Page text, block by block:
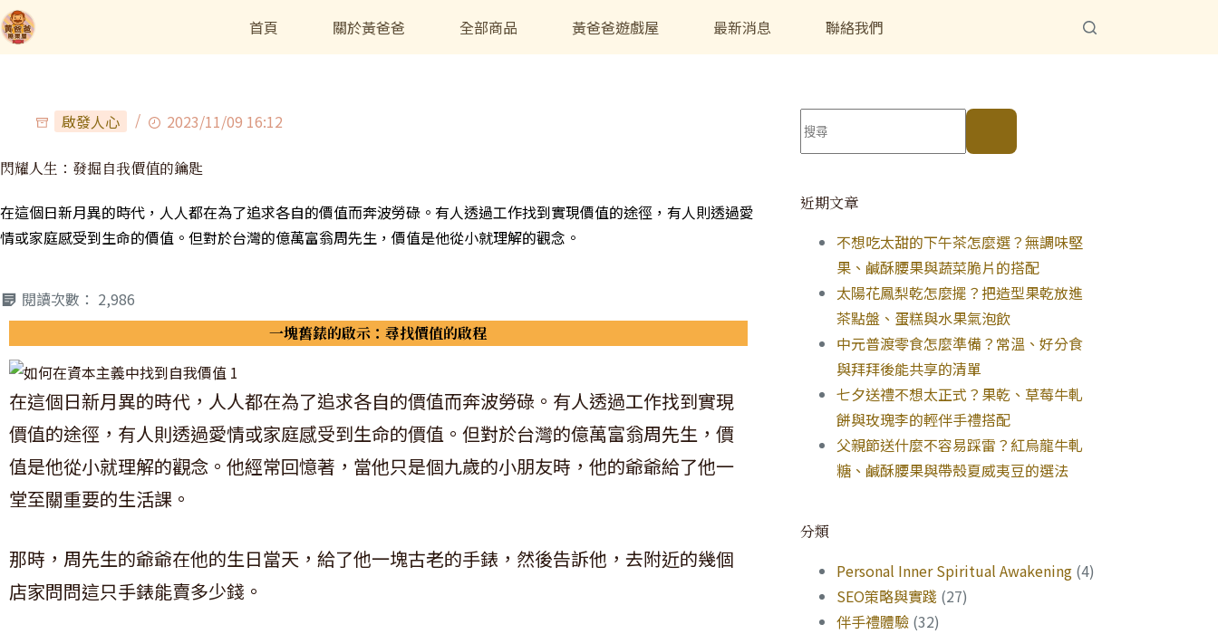
首頁 關於黃爸爸 全部商品 黃爸爸遊戲屋 最新消息 聯絡我們
啟發人心 2023/11/09 16:12
閃耀人生：發掘自我價值的鑰匙
在這個日新月異的時代，人人都在為了追求各自的價值而奔波勞碌。有人透過工作找到實現價值的途徑，有人則透過愛
情或家庭感受到生命的價值。但對於台灣的億萬富翁周先生，價值是他從小就理解的觀念。
閱讀次數： 2,986
一塊舊錶的啟示：尋找價值的啟程
在這個日新月異的時代，人人都在為了追求各自的價值而奔波勞碌。有人透過工作找到實現
價值的途徑，有人則透過愛情或家庭感受到生命的價值。但對於台灣的億萬富翁周先生，價
值是他從小就理解的觀念。他經常回憶著，當他只是個九歲的小朋友時，他的爺爺給了他一
堂至關重要的生活課。
那時，周先生的爺爺在他的生日當天，給了他一塊古老的手錶，然後告訴他，去附近的幾個
店家問問這只手錶能賣多少錢。
近期文章
不想吃太甜的下午茶怎麼選？無調味堅
果、鹹酥腰果與蔬菜脆片的搭配
太陽花鳳梨乾怎麼擺？把造型果乾放進
茶點盤、蛋糕與水果氣泡飲
中元普渡零食怎麼準備？常溫、好分食
與拜拜後能共享的清單
七夕送禮不想太正式？果乾、草莓牛軋
餅與玫瑰李的輕伴手禮搭配
父親節送什麼不容易踩雷？紅烏龍牛軋
糖、鹹酥腰果與帶殼夏威夷豆的選法
分類
Personal Inner Spiritual Awakening (4)
SEO策略與實踐 (27)
伴手禮體驗 (32)